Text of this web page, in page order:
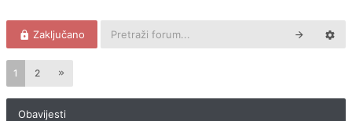
Zaključano
1 2
Obavijesti